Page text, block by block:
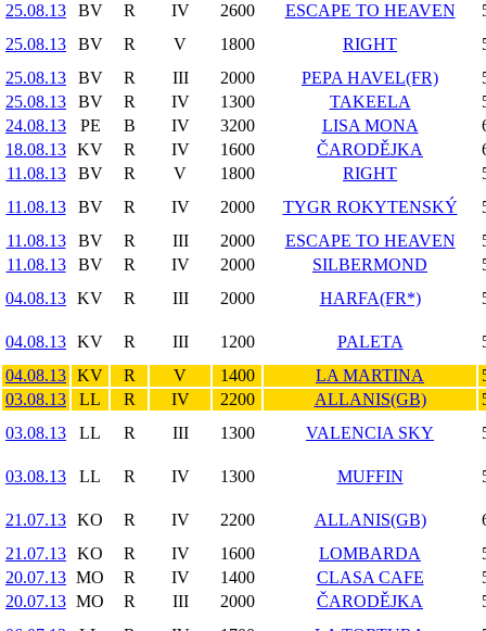
25.08.13
BV R IV 2600 ESCAPE TO HEAVEN
25.08.13
BV R V 1800 RIGHT
25.08.13
BV R III 2000 PEPA HAVEL(FR)
25.08.13
BV R IV 1300 TAKEELA
24.08.13
PE B IV 3200 LISA MONA
18.08.13 KV R IV 1600 ČARODĚJKA
11.08.13
BV R V 1800 RIGHT
11.08.13
BV R IV 2000 TYGR ROKYTENSKÝ
11.08.13
BV R III 2000 ESCAPE TO HEAVEN
11.08.13
BV R IV 2000 SILBERMOND
04.08.13 KV R III 2000 HARFA(FR*)
04.08.13 KV R III 1200 PALETA
04.08.13 KV R V 1400 LA MARTINA
03.08.13
LL R IV 2200 ALLANIS(GB)
03.08.13
LL R III 1300 VALENCIA SKY
03.08.13 LL R IV 1300 MUFFIN
21.07.13 KO R IV 2200 ALLANIS(GB)
21.07.13 KO R IV 1600 LOMBARDA
20.07.13 MO R IV 1400 CLASA CAFE
20.07.13 MO R III 2000 ČARODĚJKA